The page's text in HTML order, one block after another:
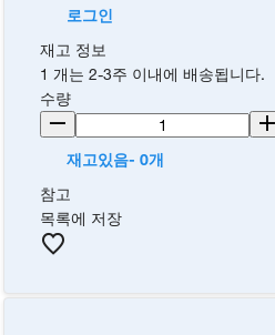
로그인
재고 정보
1 개는 2-3주 이내에 배송됩니다.
수량
재고있음- 0개
참고
목록에 저장